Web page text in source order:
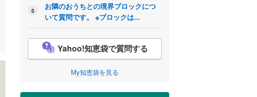
5
お隣のおうちとの境界ブロックにつ
いて質問です。 ※ブロックは...
Yahoo!知恵袋で質問する
My知恵袋を見る